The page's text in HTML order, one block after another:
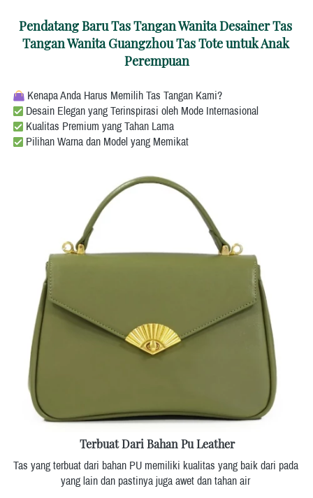
Pendatang Baru Tas Tangan Wanita Desainer Tas
Tangan Wanita Guangzhou Tas Tote untuk Anak
Perempuan
Kenapa Anda Harus Memilih Tas Tangan Kami?
Desain Elegan yang Terinspirasi oleh Mode Internasional
Kualitas Premium yang Tahan Lama
Pilihan Warna dan Model yang Memikat
Terbuat Dari Bahan Pu Leather
Tas yang terbuat dari bahan PU memiliki kualitas yang baik dari pada
yang lain dan pastinya juga awet dan tahan air